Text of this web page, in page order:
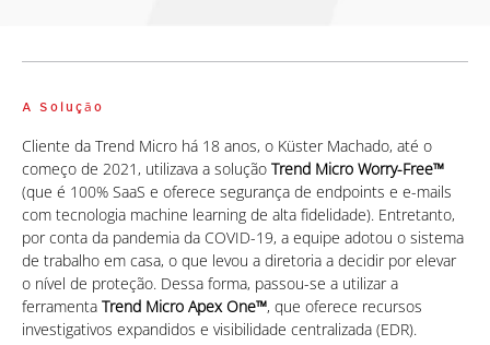
A Soluçāo
Cliente da Trend Micro há 18 anos, o Küster Machado, até o
começo de 2021, utilizava a solução Trend Micro Worry-Free™
(que é 100% SaaS e oferece segurança de endpoints e e-mails
com tecnologia machine learning de alta fidelidade). Entretanto,
por conta da pandemia da COVID-19, a equipe adotou o sistema
de trabalho em casa, o que levou a diretoria a decidir por elevar
o nível de proteção. Dessa forma, passou-se a utilizar a
ferramenta Trend Micro Apex One™, que oferece recursos
investigativos expandidos e visibilidade centralizada (EDR).